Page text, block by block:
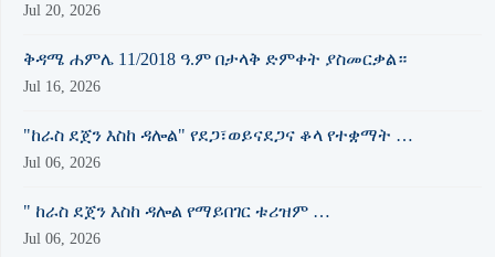
Jul 20, 2026
ቅዳሜ ሐምሌ 11/2018 ዓ.ም በታላቅ ድምቀት ያስመርቃል።
Jul 16, 2026
"ከራስ ደጀን እስከ ዳሎል" የደጋ፣ወይናደጋና ቆላ የተቋማት …
Jul 06, 2026
" ከራስ ደጀን እስከ ዳሎል የማይበገር ቱሪዝም …
Jul 06, 2026